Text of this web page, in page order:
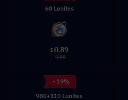
60 Lunites
$0.89
0.99
- 19%
980+110 Lunites